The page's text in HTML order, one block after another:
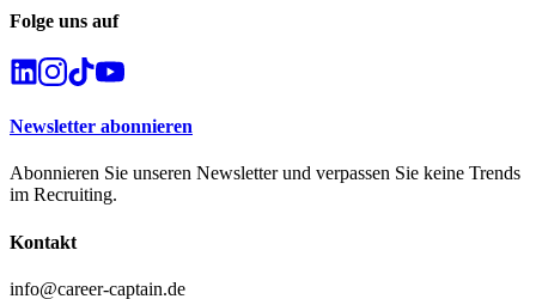
Folge uns auf
Newsletter abonnieren
Abonnieren Sie unseren Newsletter und verpassen Sie keine Trends
im Recruiting.
Kontakt
info@career-captain.de